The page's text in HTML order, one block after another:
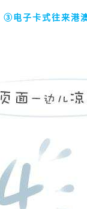
③电子卡式往来港